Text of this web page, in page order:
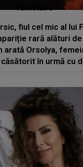
femeia.ro
fiul cel mic al lui
rară alături
arată Orsolya,
în urmă cu